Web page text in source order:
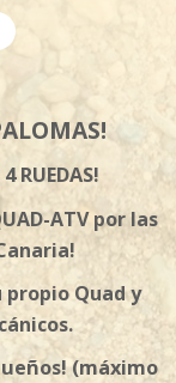
RUEDAS!
ATV por las
Quad y
(máximo